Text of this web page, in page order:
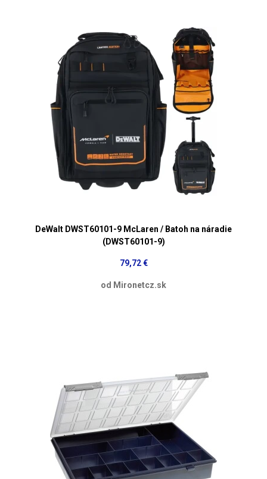
DeWalt DWST60101-9 McLaren / Batoh na náradie
(DWST60101-9)
79,72 €
od Mironetcz.sk